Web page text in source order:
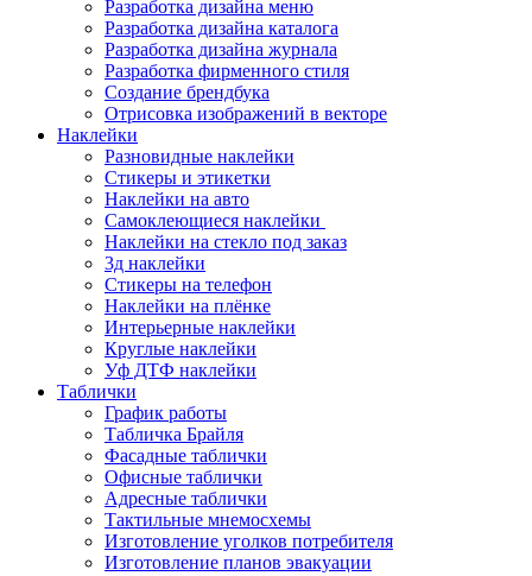
Разработка дизайна меню
Разработка дизайна каталога
Разработка дизайна журнала
Разработка фирменного стиля
Создание брендбука
Отрисовка изображений в векторе
Наклейки
Разновидные наклейки
Стикеры и этикетки
Наклейки на авто
Самоклеющиеся наклейки
Наклейки на стекло под заказ
3д наклейки
Cтикеры на телефон
Наклейки на плёнке
Интерьерные наклейки
Круглые наклейки
Уф ДТФ наклейки
Таблички
График работы
Табличка Брайля
Фасадные таблички
Офисные таблички
Адресные таблички
Тактильные мнемосхемы
Изготовление уголков потребителя
Изготовление планов эвакуации